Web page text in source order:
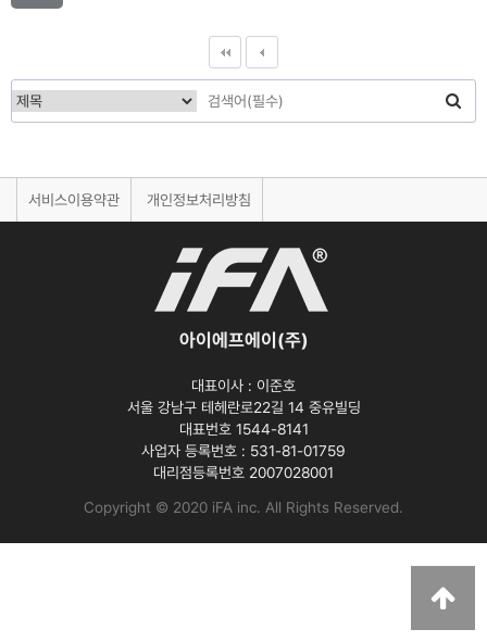
서비스이용약관 개인정보처리방침
아이에프에이(주)
대표이사 : 이준호
서울 강남구 테헤란로22길 14 중유빌딩
대표번호 1544-8141
사업자 등록번호 : 531-81-01759
대리점등록번호 2007028001
Copyright © 2020 iFA inc. All Rights Reserved.